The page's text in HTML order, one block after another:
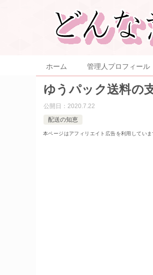
ホーム 管理人プロフィール
ゆうパック送料の
公開日： 2020.7.22
配送の知恵
本ページはアフィリエイト広告を利用していま